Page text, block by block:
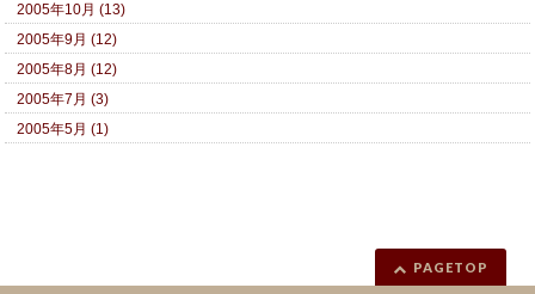
2005年10月 (13)
2005年9月 (12)
2005年8月 (12)
2005年7月 (3)
2005年5月 (1)
PAGETOP